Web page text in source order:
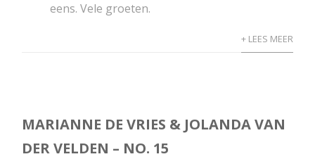
eens. Vele groeten.
+ LEES MEER
MARIANNE DE VRIES & JOLANDA VAN
DER VELDEN – NO. 15